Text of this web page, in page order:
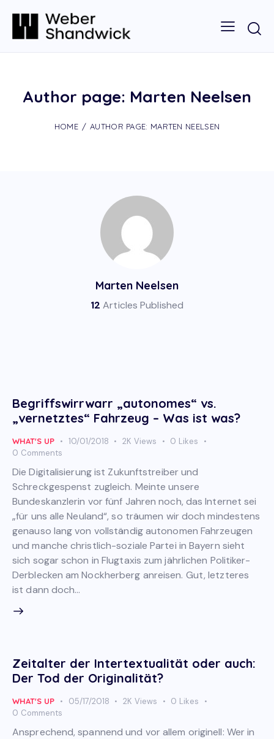
Author page: Marten Neelsen
HOME AUTHOR PAGE: MARTEN NEELSEN
Marten Neelsen
12 Articles Published
Begriffswirrwarr „autonomes“ vs.
„vernetztes“ Fahrzeug – Was ist was?
WHAT'S UP 10/01/2018 2K Views 0 Likes
0 Comments
Die Digitalisierung ist Zukunftstreiber und
Schreckgespenst zugleich. Meinte unsere
Bundeskanzlerin vor fünf Jahren noch, das Internet sei
„für uns alle Neuland“, so träumen wir doch mindestens
genauso lang von vollständig autonomen Fahrzeugen
und manche christlich-soziale Partei in Bayern sieht
sich sogar schon in Flugtaxis zum jährlichen Politiker-
Derblecken am Nockherberg anreisen. Gut, letzteres
ist dann doch…
Zeitalter der Intertextualität oder auch:
Der Tod der Originalität?
WHAT'S UP 05/17/2018 2K Views 0 Likes
0 Comments
Ansprechend, spannend und vor allem originell: Wer in